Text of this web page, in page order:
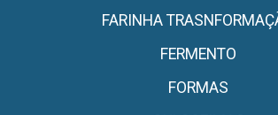
FARINHA
FERMENTO
FORMAS